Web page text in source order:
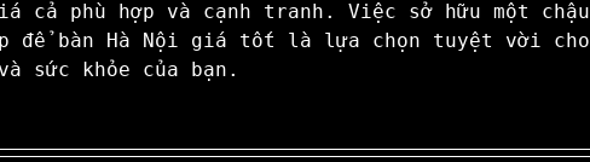
cả phù hợp và cạnh tranh. Việc sở hữu một chậu
để bàn Hà Nội giá tốt là lựa chọn tuyệt vời cho
sức khỏe của bạn.